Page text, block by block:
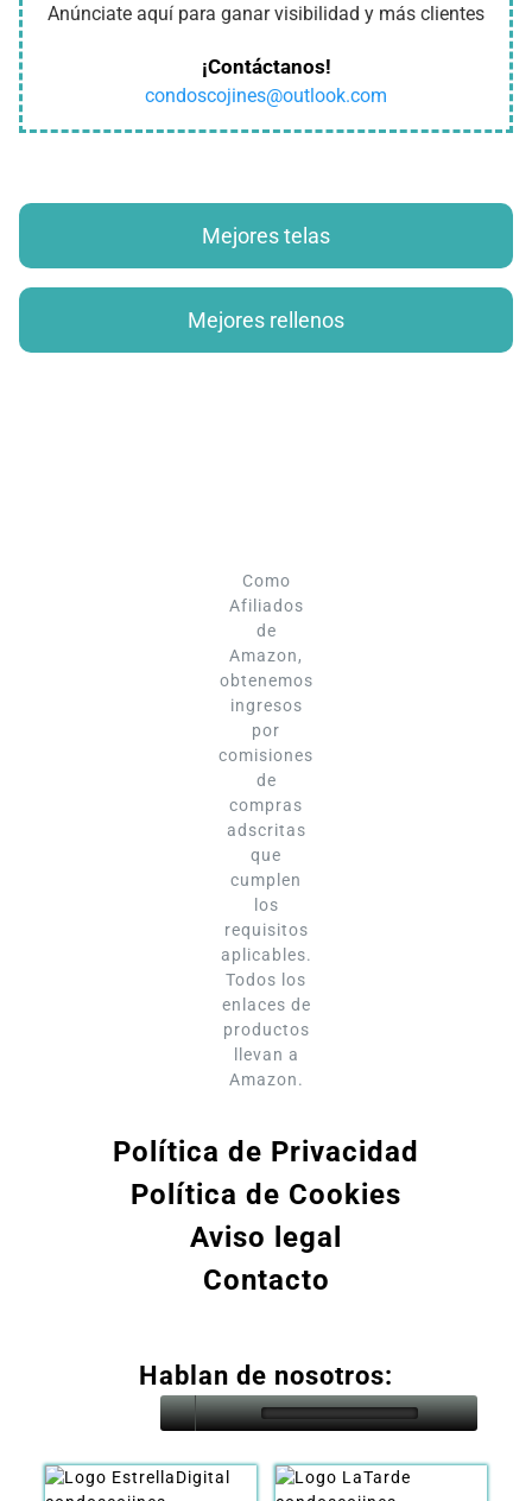
Anúnciate aquí para ganar visibilidad y más clientes
¡Contáctanos!
condoscojines@outlook.com
Mejores telas
Mejores rellenos
Como
Afiliados
de
Amazon,
obtenemos
ingresos
por
comisiones
de
compras
adscritas
que
cumplen
los
requisitos
aplicables.
Todos los
enlaces de
productos
llevan a
Amazon.
Política de Privacidad
Política de Cookies
Aviso legal
Contacto
Hablan de nosotros: